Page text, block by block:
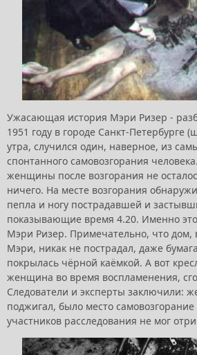
Ужасающая история Мэри Ризер -
1951 году в городе Санкт-Петербурге
утра, случился один, наверное, из
спонтанного самовозгорания
женщины после возгорания не
ничего. На месте возгорания
пепла и ногу пострадавшей и
показывающие время 4.20. Именно
Мэри Ризер. Примечательно, что дом,
Мэри, никак не пострадал, даже
покрылась чёрной каёмкой. А вот
женщина во время воспламенения,
Следователи и эксперты заключили:
поджигал, было место
участников расследования не мог